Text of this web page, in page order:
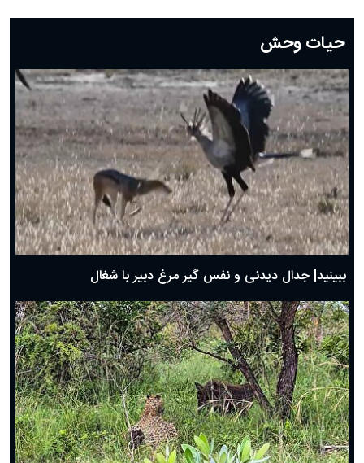
دعای روز بیستم ماه رمضان؛ ۱۹ اسفند ۱۴۰۴
دعای روز هشتم ماه مبارک رمضان؛ ۷ اسفند ماه ۱۴۰۴
دعای روز هفتم ماه رمضان؛ ۶ اسفند ۱۴۰۴
دعای روز ششم ماه رمضان؛ ۵ اسفند ۱۴۰۴
دعای روز پنجم ماه رمضان؛ ۴ اسفند ۱۴۰۴
دعای روز چهارم ماه مبارک رمضان؛ ۳ اسفند ۱۴۰۴
دعای روز سوم ماه مبارک رمضان؛ ۱۴ اسفند ۱۴۰۴
دعای روز دوم ماه مبارک رمضان ۱ اسفند ماه ۱۴۰۴
دعای روز اول ماه مبارک رمضان، ۳۰ بهمن ۱۴۰۴
حضرت زینب(س) چگونه از دنیا رفت؟
بهترین پیامک تبریک روز پدر ۱۴۰۴؛ جملات زیبا و صمیمانه
حیات وحش
ببینید| جدال دیدنی و نفس گیر مرغ دبیر با شغال